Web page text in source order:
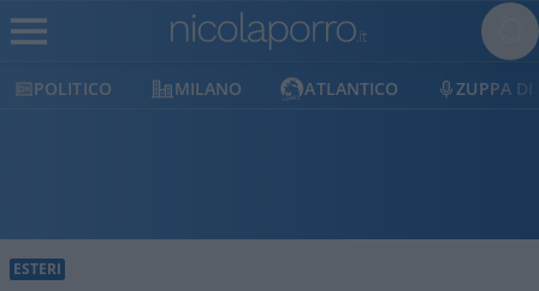
MILANO ATLANTICO ZUPPA DI PORRO
ESTERI